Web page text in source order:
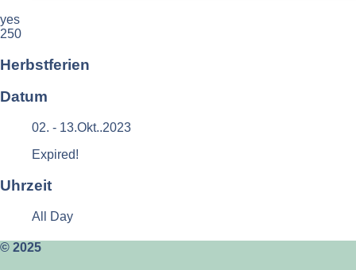
yes
250
Herbstferien
Datum
02. - 13.Okt..2023
Expired!
Uhrzeit
All Day
© 2025